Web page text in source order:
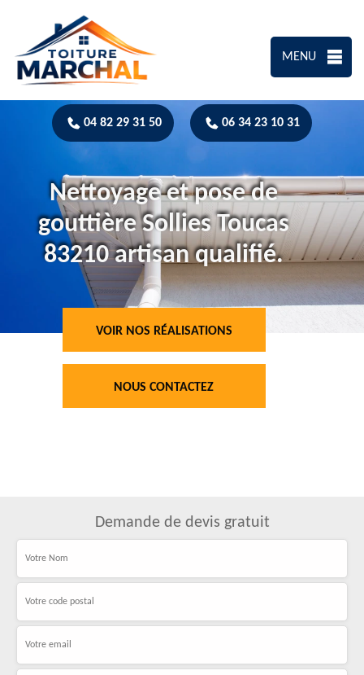
MENU
04 82 29 31 50 06 34 23 10 31
Nettoyage et pose de
gouttière Sollies Toucas
83210 artisan qualifié.
VOIR NOS RÉALISATIONS
NOUS CONTACTEZ
Demande de devis gratuit